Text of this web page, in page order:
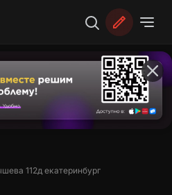
112д екатеринбург
дома.
жить на
дома
гуляет